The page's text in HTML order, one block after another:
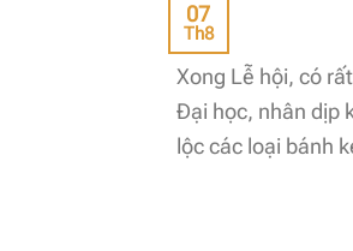
07
Th8
Xong Lễ hội, có
Đại học, nhân dịp
lộc các loại bánh